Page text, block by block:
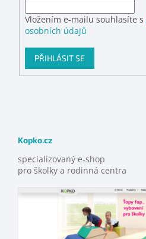
Vložením e-mailu souhlasíte s
osobních údajů
PŘIHLÁSIT SE
Kopko.cz
specializovaný e-shop
pro školky a rodinná centra